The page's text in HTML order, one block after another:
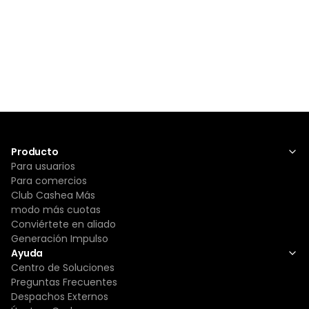
Producto
Para usuarios
Para comercios
Club Cashea Más
modo más cuotas
Conviértete en aliado
Generación Impulso
Ayuda
Centro de Soluciones
Preguntas Frecuentes
Despachos Externos